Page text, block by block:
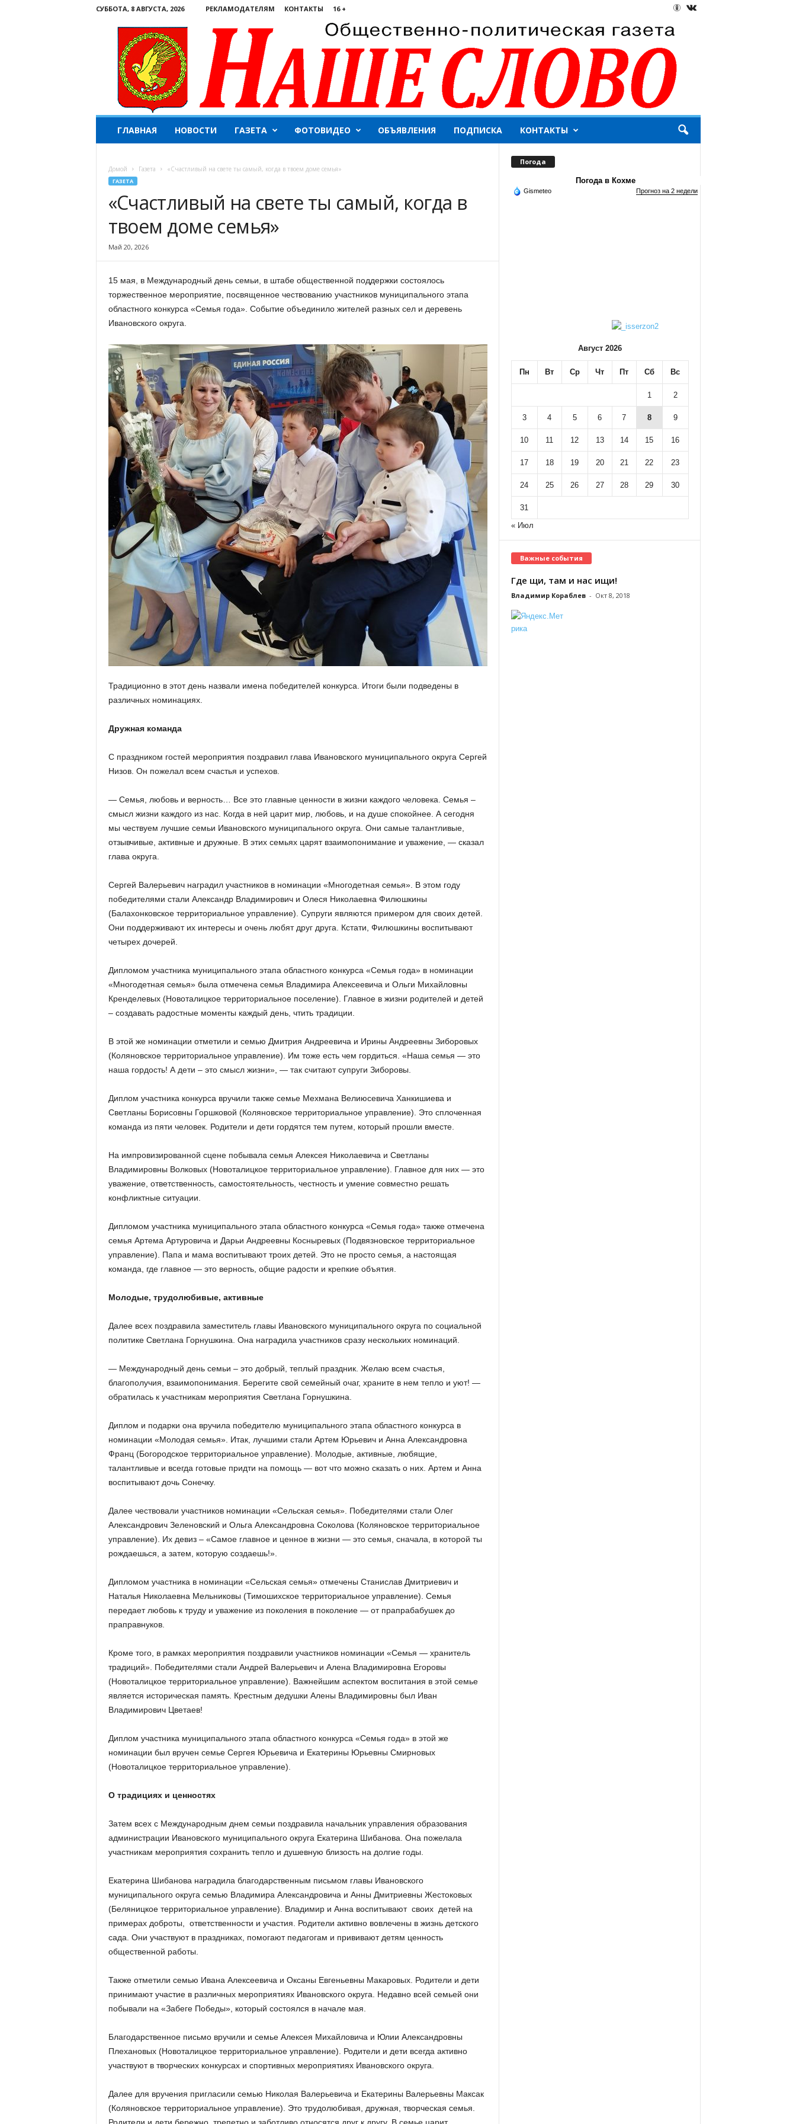
СУББОТА, 8 АВГУСТА, 2026 РЕКЛАМОДАТЕЛЯМ КОНТАКТЫ 16 +
ш
ГЛАВНАЯ НОВОСТИ ГАЗЕТА ФОТОВИДЕО ОБЪЯВЛЕНИЯ ПОДПИСКА КОНТАКТЫ
Домой Газета «Счастливый на свете ты самый, когда в твоем доме семья»
ГАЗЕТА
«Счастливый на свете ты самый, когда в
твоем доме семья»
Май 20, 2026
15 мая, в Международный день семьи, в штабе общественной поддержки состоялось
торжественное мероприятие, посвященное чествованию участников муниципального этапа
областного конкурса «Семья года». Событие объединило жителей разных сел и деревень
Ивановского округа.
Традиционно в этот день назвали имена победителей конкурса. Итоги были подведены в
различных номинациях.
Дружная команда
С праздником гостей мероприятия поздравил глава Ивановского муниципального округа Сергей
Низов. Он пожелал всем счастья и успехов.
— Семья, любовь и верность… Все это главные ценности в жизни каждого человека. Семья –
смысл жизни каждого из нас. Когда в ней царит мир, любовь, и на душе спокойнее. А сегодня
мы чествуем лучшие семьи Ивановского муниципального округа. Они самые талантливые,
отзывчивые, активные и дружные. В этих семьях царят взаимопонимание и уважение, — сказал
глава округа.
Сергей Валерьевич наградил участников в номинации «Многодетная семья». В этом году
победителями стали Александр Владимирович и Олеся Николаевна Филюшкины
(Балахонковское территориальное управление). Супруги являются примером для своих детей.
Они поддерживают их интересы и очень любят друг друга. Кстати, Филюшкины воспитывают
четырех дочерей.
Дипломом участника муниципального этапа областного конкурса «Семья года» в номинации
«Многодетная семья» была отмечена семья Владимира Алексеевича и Ольги Михайловны
Кренделевых (Новоталицкое территориальное поселение). Главное в жизни родителей и детей
– создавать радостные моменты каждый день, чтить традиции.
В этой же номинации отметили и семью Дмитрия Андреевича и Ирины Андреевны Зиборовых
(Коляновское территориальное управление). Им тоже есть чем гордиться. «Наша семья — это
наша гордость! А дети – это смысл жизни», — так считают супруги Зиборовы.
Диплом участника конкурса вручили также семье Мехмана Велиюсевича Ханкишиева и
Светланы Борисовны Горшковой (Коляновское территориальное управление). Это сплоченная
команда из пяти человек. Родители и дети гордятся тем путем, который прошли вместе.
На импровизированной сцене побывала семья Алексея Николаевича и Светланы
Владимировны Волковых (Новоталицкое территориальное управление). Главное для них — это
уважение, ответственность, самостоятельность, честность и умение совместно решать
конфликтные ситуации.
Дипломом участника муниципального этапа областного конкурса «Семья года» также отмечена
семья Артема Артуровича и Дарьи Андреевны Косныревых (Подвязновское территориальное
управление). Папа и мама воспитывают троих детей. Это не просто семья, а настоящая
команда, где главное — это верность, общие радости и крепкие объятия.
Молодые, трудолюбивые, активные
Далее всех поздравила заместитель главы Ивановского муниципального округа по социальной
политике Светлана Горнушкина. Она наградила участников сразу нескольких номинаций.
— Международный день семьи – это добрый, теплый праздник. Желаю всем счастья,
благополучия, взаимопонимания. Берегите свой семейный очаг, храните в нем тепло и уют! —
обратилась к участникам мероприятия Светлана Горнушкина.
Диплом и подарки она вручила победителю муниципального этапа областного конкурса в
номинации «Молодая семья». Итак, лучшими стали Артем Юрьевич и Анна Александровна
Франц (Богородское территориальное управление). Молодые, активные, любящие,
талантливые и всегда готовые придти на помощь — вот что можно сказать о них. Артем и Анна
воспитывают дочь Сонечку.
Далее чествовали участников номинации «Сельская семья». Победителями стали Олег
Александрович Зеленовский и Ольга Александровна Соколова (Коляновское территориальное
управление). Их девиз – «Самое главное и ценное в жизни — это семья, сначала, в которой ты
рождаешься, а затем, которую создаешь!».
Дипломом участника в номинации «Сельская семья» отмечены Станислав Дмитриевич и
Наталья Николаевна Мельниковы (Тимошихское территориальное управление). Семья
передает любовь к труду и уважение из поколения в поколение — от прапрабабушек до
праправнуков.
Кроме того, в рамках мероприятия поздравили участников номинации «Семья — хранитель
традиций». Победителями стали Андрей Валерьевич и Алена Владимировна Егоровы
(Новоталицкое территориальное управление). Важнейшим аспектом воспитания в этой семье
является историческая память. Крестным дедушки Алены Владимировны был Иван
Владимирович Цветаев!
Диплом участника муниципального этапа областного конкурса «Семья года» в этой же
номинации был вручен семье Сергея Юрьевича и Екатерины Юрьевны Смирновых
(Новоталицкое территориальное управление).
О традициях и ценностях
Затем всех с Международным днем семьи поздравила начальник управления образования
администрации Ивановского муниципального округа Екатерина Шибанова. Она пожелала
участникам мероприятия сохранить тепло и душевную близость на долгие годы.
Екатерина Шибанова наградила благодарственным письмом главы Ивановского
муниципального округа семью Владимира Александровича и Анны Дмитриевны Жестоковых
(Беляницкое территориальное управление). Владимир и Анна воспитывают своих детей на
примерах доброты, ответственности и участия. Родители активно вовлечены в жизнь детского
сада. Они участвуют в праздниках, помогают педагогам и прививают детям ценность
общественной работы.
Также отметили семью Ивана Алексеевича и Оксаны Евгеньевны Макаровых. Родители и дети
принимают участие в различных мероприятиях Ивановского округа. Недавно всей семьей они
побывали на «Забеге Победы», который состоялся в начале мая.
Благодарственное письмо вручили и семье Алексея Михайловича и Юлии Александровны
Плехановых (Новоталицкое территориальное управление). Родители и дети всегда активно
участвуют в творческих конкурсах и спортивных мероприятиях Ивановского округа.
Далее для вручения пригласили семью Николая Валерьевича и Екатерины Валерьевны Максак
(Коляновское территориальное управление). Это трудолюбивая, дружная, творческая семья.
Погода
Погода в Кохме
Gismeteo Прогноз на 2 недели
Август 2026
Пн Вт Ср Чт Пт Сб Вс
1 2
3 4 5 6 7 8 9
10 11 12 13 14 15 16
17 18 19 20 21 22 23
24 25 26 27 28 29 30
31
« Июл
Важные события
Где щи, там и нас ищи!
Владимир Кораблев - Окт 8, 2018